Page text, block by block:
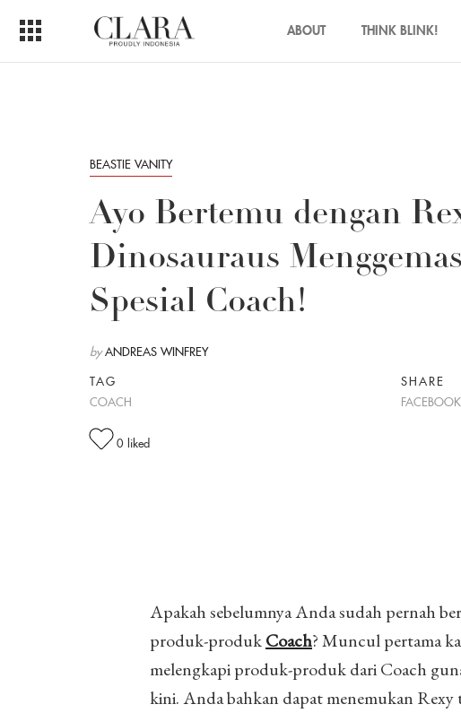
ABOUT THINK BLINK!
BEASTIE VANITY
Ayo Bertemu dengan
Dinosauraus
Spesial Coach!
by ANDREAS WINFREY
TAG
COACH
SHARE
FACEBOOK
0 liked
Apakah sebelumnya Anda sudah pernah
produk-produkCoach? Muncul pertama
melengkapi produk-produk dari Coach
kini. Anda bahkan dapat menemukan Rexy